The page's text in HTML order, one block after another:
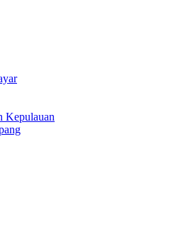
Kepulauan